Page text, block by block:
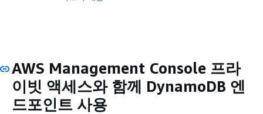
AWS Management Console 프라
이빗 액세스와 함께 DynamoDB 엔
드포인트 사용